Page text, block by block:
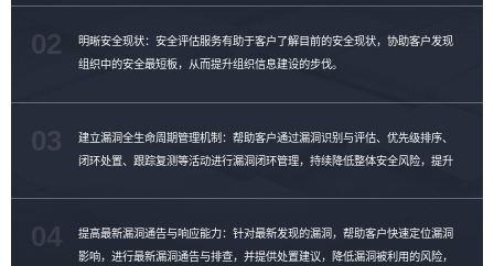
明晰安全现状：安全评估服务有助于客户了解目前的安全现状，协助客户发现
组织中的安全最短板，从而提升组织信息建设的步伐。
02
建立漏洞全生命周期管理机制：帮助客户通过漏洞识别与评估、优先级排序、
闭环处置、跟踪复测等活动进行漏洞闭环管理，持续降低整体安全风险，提升
提高最新漏洞通告与响应能力：针对最新发现的漏洞，帮助客户快速定位漏洞
影响，进行最新漏洞通告与排查，并提供处置建议，降低漏洞被利用的风险，
04